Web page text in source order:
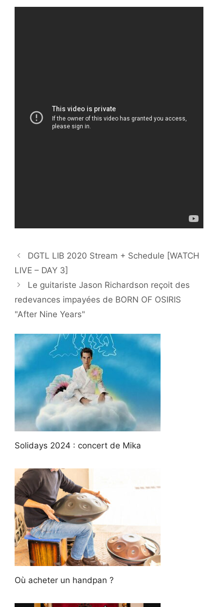
DGTL LIB 2020 Stream + Schedule [WATCH
LIVE – DAY 3]
Le guitariste Jason Richardson reçoit des
redevances impayées de BORN OF OSIRIS
"After Nine Years"
Solidays 2024 : concert de Mika
Où acheter un handpan ?